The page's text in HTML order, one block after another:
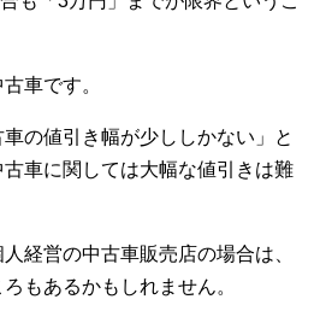
車です。
の値引き幅が少ししかない」と
車に関しては大幅な値引きは難
経営の中古車販売店の場合は、
もあるかもしれません。